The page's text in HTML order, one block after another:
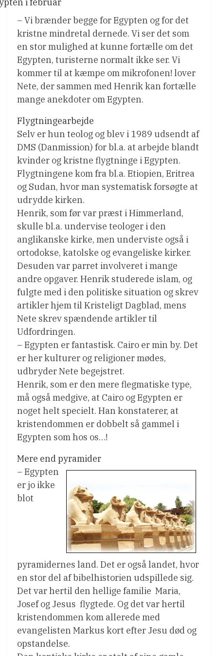
i februar
– Vi brænder begge for Egypten og for det
kristne mindretal dernede. Vi ser det som
en stor mulighed at kunne fortælle om det
Egypten, turisterne normalt ikke ser. Vi
kommer til at kæmpe om mikrofonen! lover
Nete, der sammen med Henrik kan fortælle
mange anekdoter om Egypten.
Flygtningearbejde
Selv er hun teolog og blev i 1989 udsendt af
DMS (Danmission) for bl.a. at arbejde blandt
kvinder og kristne flygtninge i Egypten.
Flygtningene kom fra bl.a. Etiopien, Eritrea
og Sudan, hvor man systematisk forsøgte at
udrydde kirken.
Henrik, som før var præst i Himmerland,
skulle bl.a. undervise teologer i den
anglikanske kirke, men underviste også i
ortodokse, katolske og evangeliske kirker.
Desuden var parret involveret i mange
andre opgaver. Henrik studerede islam, og
fulgte med i den politiske situation og skrev
artikler hjem til Kristeligt Dagblad, mens
Nete skrev spændende artikler til
Udfordringen.
– Egypten er fantastisk. Cairo er min by. Det
er her kulturer og religioner mødes,
udbryder Nete begejstret.
Henrik, som er den mere flegmatiske type,
må også medgive, at Cairo og Egypten er
noget helt specielt. Han konstaterer, at
kristendommen er dobbelt så gammel i
Egypten som hos os…!
Mere end pyramider
– Egypten
er jo ikke
blot
pyramidernes land. Det er også landet, hvor
en stor del af bibelhistorien udspillede sig.
Det var hertil den hellige familie  Maria,
Josef og Jesus  flygtede. Og det var hertil
kristendommen kom allerede med
evangelisten Markus kort efter Jesu død og
opstandelse.